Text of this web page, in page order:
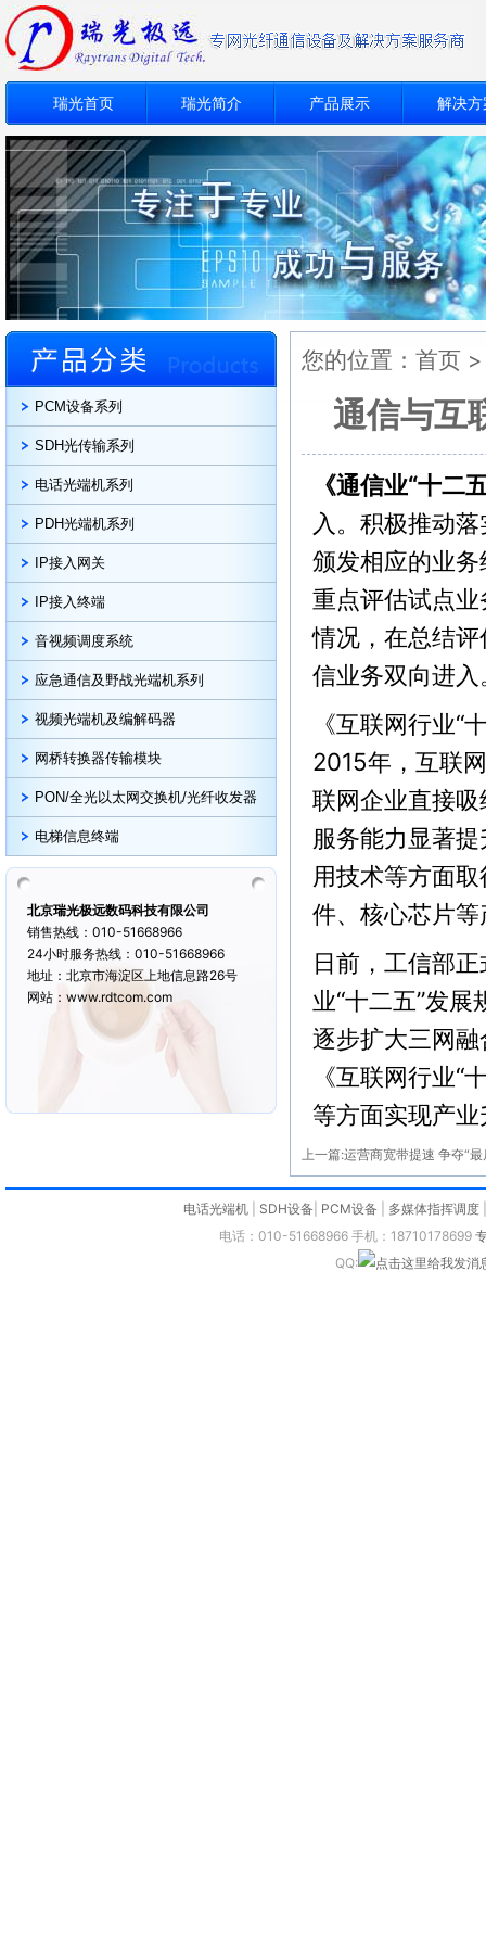
瑞光首页 瑞光简介 产品展示 解决方
PCM设备系列
SDH光传输系列
电话光端机系列
PDH光端机系列
IP接入网关
IP接入终端
音视频调度系统
应急通信及野战光端机系列
视频光端机及编解码器
网桥转换器传输模块
PON/全光以太网交换机/光纤收发器
电梯信息终端
北京瑞光极远数码科技有限公司
销售热线：010-51668966
24小时服务热线：010-51668966
地址：北京市海淀区上地信息路26号
网站：www.rdtcom.com
您的位置： 首页
通信与互
《通信业“十二
入。积极推动
颁发相应的业
重点评估试点
情况，在总结
信业务双向进入
《互联网行业“
2015年，互联
联网企业直接
服务能力显著
用技术等方面
件、核心芯片
日前，工信部
业“十二五”发
逐步扩大三网
《互联网行业“
等方面实现产
上一篇:运营商宽带提速 争夺“最
电话光端机 SDH设备 PCM设备 多媒体指挥调度
电话：010-51668966 手机：18710178699
QQ: